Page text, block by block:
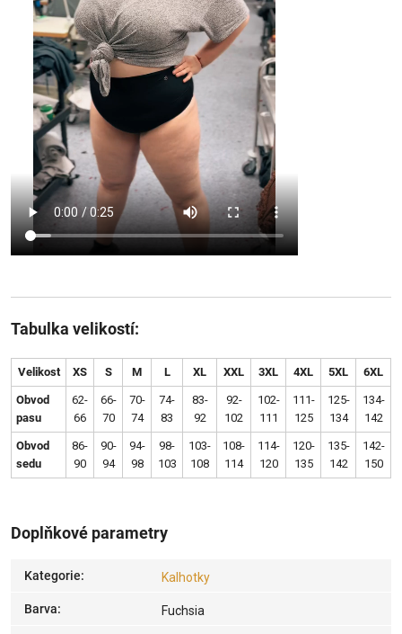
Tabulka velikostí:
Velikost XS S M L XL XXL 3XL 4XL 5XL 6XL
Obvod
pasu
62-
66
66-
70
70-
74
74-
83
83-
92
92-
102
102-
111
111-
125
125-
134
134-
142
Obvod
sedu
86-
90
90-
94
94-
98
98-
103
103-
108
108-
114
114-
120
120-
135
135-
142
142-
150
Doplňkové parametry
Kategorie: Kalhotky
Barva: Fuchsia